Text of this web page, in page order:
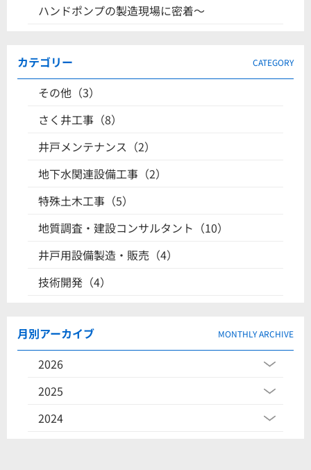
ハンドポンプの製造現場に密着〜
カテゴリー CATEGORY
その他（3）
さく井工事（8）
井戸メンテナンス（2）
地下水関連設備工事（2）
特殊土木工事（5）
地質調査・建設コンサルタント（10）
井戸用設備製造・販売（4）
技術開発（4）
月別アーカイブ MONTHLY ARCHIVE
2026
2025
2024